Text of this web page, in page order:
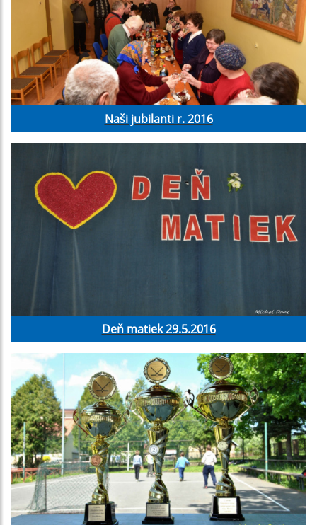
Naši jubilanti r. 2016
Deň matiek 29.5.2016